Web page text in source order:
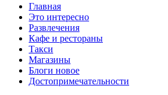
Главная
Это интересно
Развлечения
Кафе и рестораны
Такси
Магазины
Блоги новое
Достопримечательности